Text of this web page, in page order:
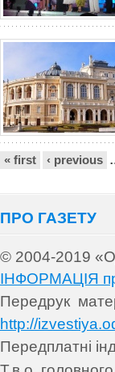
Сторінки
« first ‹ previous
ПРО ГАЗЕТУ
© 2004-2019
ІНФОРМАЦІЯ
Передрук
http://
Передплатні